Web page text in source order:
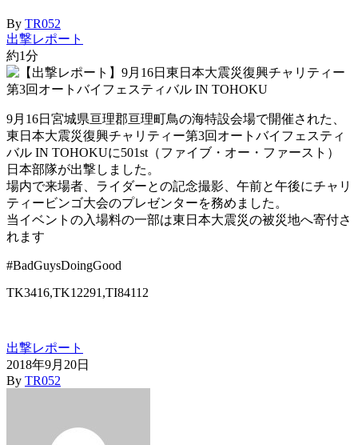
By TR052
出撃レポート
約1分
9月16日宮城県亘理郡亘理町鳥の海特設会場で開催された、
東日本大震災復興チャリティー第3回オートバイフェスティ
バル IN TOHOKUに501st（ファイブ・オー・ファースト）
日本部隊が出撃しました。
場内で来場者、ライダーとの記念撮影、午前と午後にチャリ
ティービンゴ大会のプレゼンターを務めました。
当イベントの入場料の一部は東日本大震災の被災地へ寄付さ
れます
#BadGuysDoingGood
TK3416,TK12291,TI84112
出撃レポート
2018年9月20日
By TR052